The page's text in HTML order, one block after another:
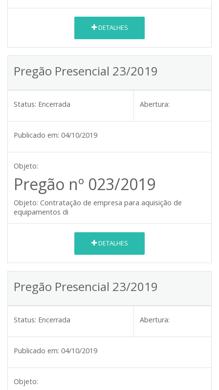
DETALHES
Pregão Presencial 23/2019
Status: Encerrada Abertura:
Publicado em: 04/10/2019
Objeto:
Pregão nº 023/2019
Objeto: Contratação de empresa para aquisição de
equipamentos di
DETALHES
Pregão Presencial 23/2019
Status: Encerrada Abertura:
Publicado em: 04/10/2019
Objeto: